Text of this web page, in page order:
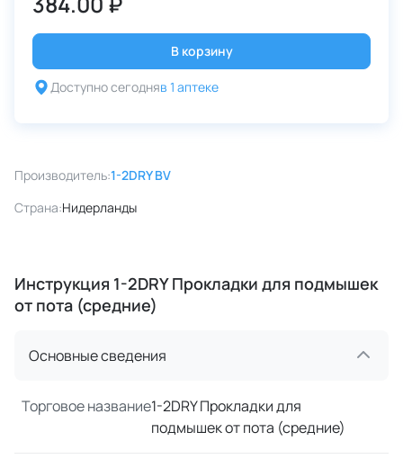
В корзину
Доступно сегодняв 1 аптеке
Производитель:1-2DRY BV
Страна:Нидерланды
Инструкция 1-2DRY Прокладки для подмышек
от пота (средние)
Основные сведения
Торговое название1-2DRY Прокладки для
подмышек от пота (средние)